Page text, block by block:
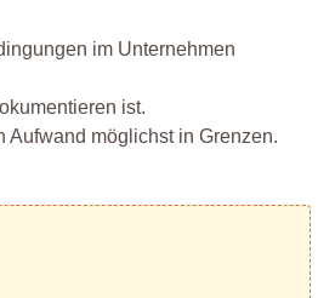
im Unternehmen
ist.
Aufwand möglichst in Grenzen.